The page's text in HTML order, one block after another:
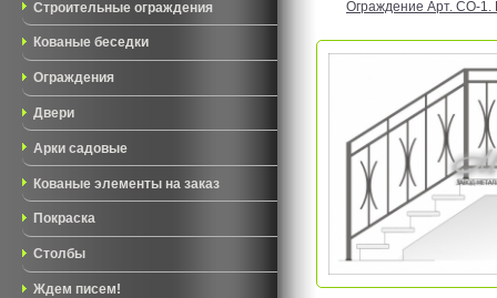
Строительные ограждения
Кованые беседки
Ограждения
Двери
Арки садовые
Кованые элементы на заказ
Покраска
Столбы
Ждем писем!
Ограждение Арт. CO-1.